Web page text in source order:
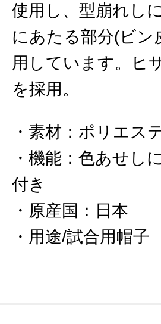
使用し、型崩れし
にあたる部分(ビ
用しています。ヒ
を採用。
素材 ： ポリエス
機能 ： 色あせし
付き
原産国 ： 日本
用途/試合用帽子